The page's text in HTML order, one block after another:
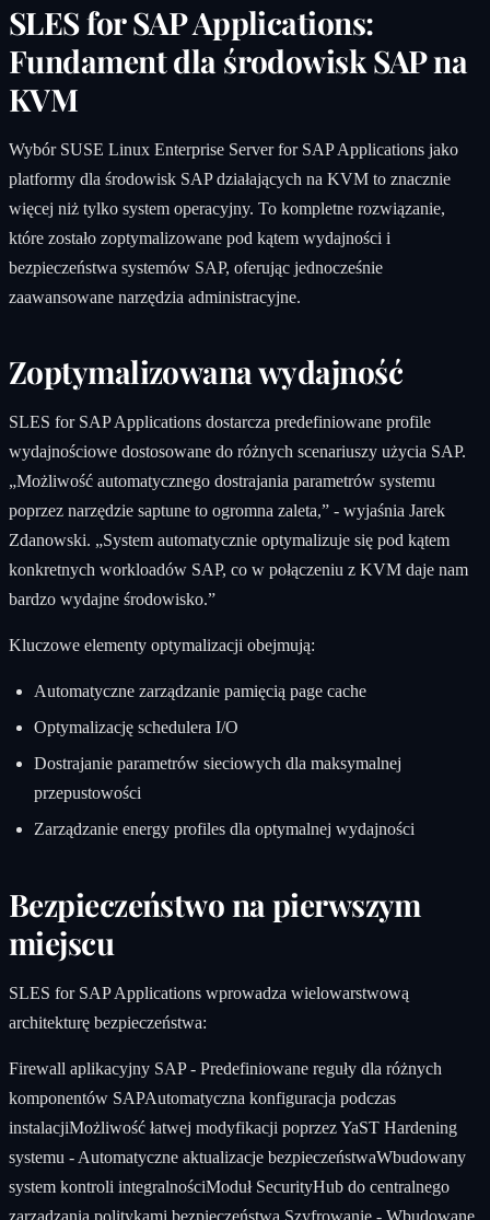
SLES for SAP Applications:
Fundament dla środowisk SAP na
KVM
Wybór SUSE Linux Enterprise Server for SAP Applications jako
platformy dla środowisk SAP działających na KVM to znacznie
więcej niż tylko system operacyjny. To kompletne rozwiązanie,
które zostało zoptymalizowane pod kątem wydajności i
bezpieczeństwa systemów SAP, oferując jednocześnie
zaawansowane narzędzia administracyjne.
Zoptymalizowana wydajność
SLES for SAP Applications dostarcza predefiniowane profile
wydajnościowe dostosowane do różnych scenariuszy użycia SAP.
„Możliwość automatycznego dostrajania parametrów systemu
poprzez narzędzie saptune to ogromna zaleta,” - wyjaśnia Jarek
Zdanowski. „System automatycznie optymalizuje się pod kątem
konkretnych workloadów SAP, co w połączeniu z KVM daje nam
bardzo wydajne środowisko.”
Kluczowe elementy optymalizacji obejmują:
Automatyczne zarządzanie pamięcią page cache
Optymalizację schedulera I/O
Dostrajanie parametrów sieciowych dla maksymalnej
przepustowości
Zarządzanie energy profiles dla optymalnej wydajności
Bezpieczeństwo na pierwszym
miejscu
SLES for SAP Applications wprowadza wielowarstwową
architekturę bezpieczeństwa:
Firewall aplikacyjny SAP - Predefiniowane reguły dla różnych
komponentów SAPAutomatyczna konfiguracja podczas
instalacjiMożliwość łatwej modyfikacji poprzez YaST Hardening
systemu - Automatyczne aktualizacje bezpieczeństwaWbudowany
system kontroli integralnościModuł SecurityHub do centralnego
zarządzania politykami bezpieczeństwa Szyfrowanie - Wbudowane